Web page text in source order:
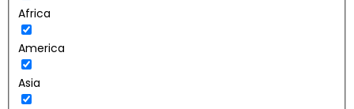
Africa
America
Asia